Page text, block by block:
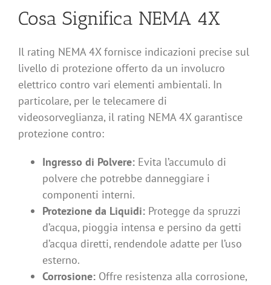
Cosa Significa NEMA 4X
Il rating NEMA 4X fornisce indicazioni precise sul
livello di protezione offerto da un involucro
elettrico contro vari elementi ambientali. In
particolare, per le telecamere di
videosorveglianza, il rating NEMA 4X garantisce
protezione contro:
Ingresso di Polvere: Evita l’accumulo di
polvere che potrebbe danneggiare i
componenti interni.
Protezione da Liquidi: Protegge da spruzzi
d’acqua, pioggia intensa e persino da getti
d’acqua diretti, rendendole adatte per l’uso
esterno.
Corrosione: Offre resistenza alla corrosione,